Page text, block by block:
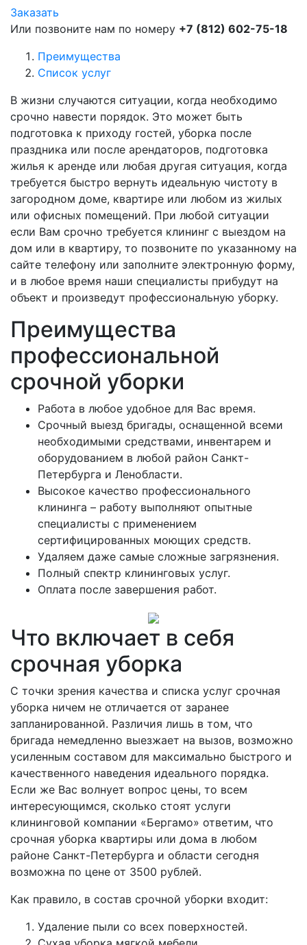
Заказать
Или позвоните нам по номеру +7 (812) 602-75-18
Преимущества
Список услуг
В жизни случаются ситуации, когда необходимо
срочно навести порядок. Это может быть
подготовка к приходу гостей, уборка после
праздника или после арендаторов, подготовка
жилья к аренде или любая другая ситуация, когда
требуется быстро вернуть идеальную чистоту в
загородном доме, квартире или любом из жилых
или офисных помещений. При любой ситуации
если Вам срочно требуется клининг с выездом на
дом или в квартиру, то позвоните по указанному на
сайте телефону или заполните электронную форму,
и в любое время наши специалисты прибудут на
объект и произведут профессиональную уборку.
Преимущества
профессиональной
срочной уборки
Работа в любое удобное для Вас время.
Срочный выезд бригады, оснащенной всеми
необходимыми средствами, инвентарем и
оборудованием в любой район Санкт-
Петербурга и Ленобласти.
Высокое качество профессионального
клининга – работу выполняют опытные
специалисты с применением
сертифицированных моющих средств.
Удаляем даже самые сложные загрязнения.
Полный спектр клининговых услуг.
Оплата после завершения работ.
Что включает в себя
срочная уборка
С точки зрения качества и списка услуг срочная
уборка ничем не отличается от заранее
запланированной. Различия лишь в том, что
бригада немедленно выезжает на вызов, возможно
усиленным составом для максимально быстрого и
качественного наведения идеального порядка.
Если же Вас волнует вопрос цены, то всем
интересующимся, сколько стоят услуги
клининговой компании «Бергамо» ответим, что
срочная уборка квартиры или дома в любом
районе Санкт-Петербурга и области сегодня
возможна по цене от 3500 рублей.
Как правило, в состав срочной уборки входит:
Удаление пыли со всех поверхностей.